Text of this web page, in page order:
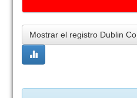
Mostrar el registro Dublin